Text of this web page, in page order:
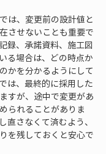
は、変更前の設計値と
させないことも重要で
録、承諾資料、施工図
る場合は、どの時点か
かを分かるようにして
は、最終的に採用した
すが、途中で変更があ
られることがありま
直さなくて済むよう、
を残しておくと安心で